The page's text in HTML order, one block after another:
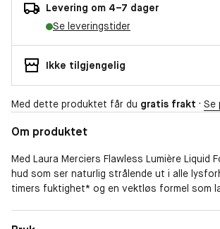
Levering om 4–7 dager
Se leveringstider
Ikke tilgjengelig
Med dette produktet får du gratis frakt · Se
Om produktet
Med Laura Merciers Flawless Lumière Liquid
hud som ser naturlig strålende ut i alle
timers fuktighet* og en vektløs formel som